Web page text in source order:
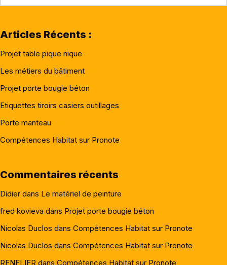
Articles Récents :
Projet table pique nique
Les métiers du bâtiment
Projet porte bougie béton
Etiquettes tiroirs casiers outillages
Porte manteau
Compétences Habitat sur Pronote
Commentaires récents
Didier dans Le matériel de peinture
fred kovieva dans Projet porte bougie béton
Nicolas Duclos dans Compétences Habitat sur Pronote
Nicolas Duclos dans Compétences Habitat sur Pronote
RENELIER dans Compétences Habitat sur Pronote